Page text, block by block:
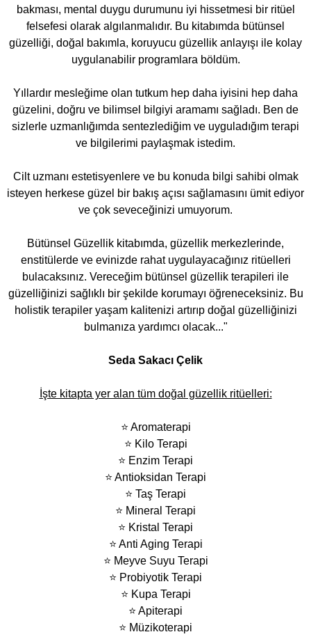
bakması, mental duygu durumunu iyi hissetmesi bir ritüel
felsefesi olarak algılanmalıdır. Bu kitabımda bütünsel
güzelliği, doğal bakımla, koruyucu güzellik anlayışı ile kolay
uygulanabilir programlara böldüm.
Yıllardır mesleğime olan tutkum hep daha iyisini hep daha
güzelini, doğru ve bilimsel bilgiyi aramamı sağladı. Ben de
sizlerle uzmanlığımda sentezlediğim ve uyguladığım terapi
ve bilgilerimi paylaşmak istedim.
Cilt uzmanı estetisyenlere ve bu konuda bilgi sahibi olmak
isteyen herkese güzel bir bakış açısı sağlamasını ümit ediyor
ve çok seveceğinizi umuyorum.
Bütünsel Güzellik kitabımda, güzellik merkezlerinde,
enstitülerde ve evinizde rahat uygulayacağınız ritüelleri
bulacaksınız. Vereceğim bütünsel güzellik terapileri ile
güzelliğinizi sağlıklı bir şekilde korumayı öğreneceksiniz. Bu
holistik terapiler yaşam kalitenizi artırıp doğal güzelliğinizi
bulmanıza yardımcı olacak..."
Seda Sakacı Çelik
İşte kitapta yer alan tüm doğal güzellik ritüelleri:
⭐ Aromaterapi
⭐ Kilo Terapi
⭐ Enzim Terapi
⭐ Antioksidan Terapi
⭐ Taş Terapi
⭐ Mineral Terapi
⭐ Kristal Terapi
⭐ Anti Aging Terapi
⭐ Meyve Suyu Terapi
⭐ Probiyotik Terapi
⭐ Kupa Terapi
⭐ Apiterapi
⭐ Müzikoterapi